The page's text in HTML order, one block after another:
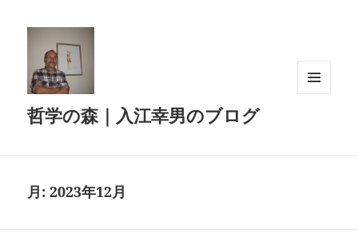
哲学の森｜入江幸男のブログ
月:2023年12月